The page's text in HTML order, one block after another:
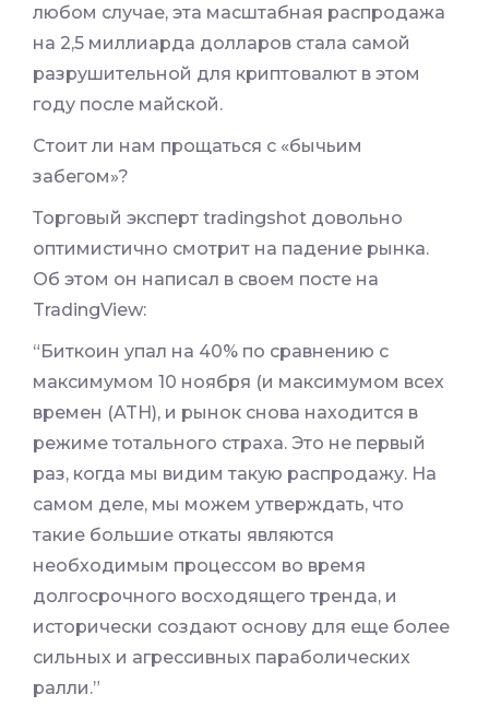
любом случае, эта масштабная распродажа
на 2,5 миллиарда долларов стала самой
разрушительной для криптовалют в этом
году после майской.
Стоит ли нам прощаться с «бычьим
забегом»?
Торговый эксперт tradingshot довольно
оптимистично смотрит на падение рынка.
Об этом он написал в своем посте на
TradingView:
“Биткоин упал на 40% по сравнению с
максимумом 10 ноября (и максимумом всех
времен (ATH), и рынок снова находится в
режиме тотального страха. Это не первый
раз, когда мы видим такую распродажу. На
самом деле, мы можем утверждать, что
такие большие откаты являются
необходимым процессом во время
долгосрочного восходящего тренда, и
исторически создают основу для еще более
сильных и агрессивных параболических
ралли.”